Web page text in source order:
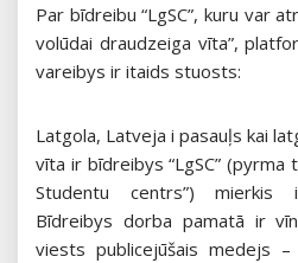
Par bīdreibu “LgSC”, kuru var
volūdai draudzeiga vīta”,
vareibys ir itaids stuosts:
Latgola, Latveja i pasauļs kai
vīta ir bīdreibys “LgSC” (pyrma
Studentu centrs”) mierkis
Bīdreibys dorba pamatā ir
viests publicejūšais medejs –